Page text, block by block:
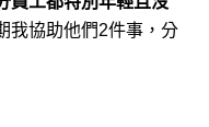
我協助他們2件事，分